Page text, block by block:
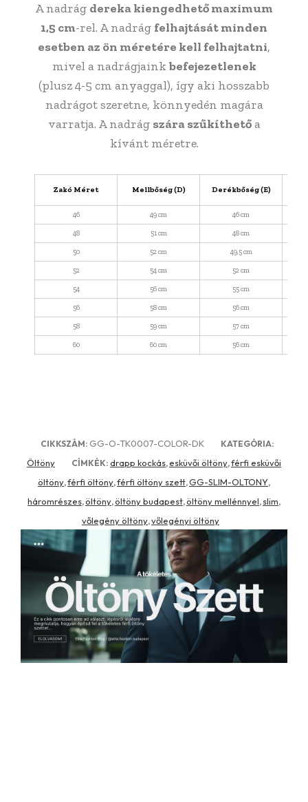
A nadrág dereka kiengedhető maximum
1,5 cm-rel. A nadrág felhajtását minden
esetben az ön méretére kell felhajtatni,
mivel a nadrágjaink befejezetlenek
(plusz 4-5 cm anyaggal), így aki hosszabb
nadrágot szeretne, könnyedén magára
varratja. A nadrág szára szűkíthetőa
kívánt méretre.
Zakó Méret Mellbőség (D) Derékbőség (E)
46 49 cm 46 cm
48 51 cm 48 cm
50 52 cm 49,5 cm
52 54 cm 52 cm
54 56 cm 55 cm
56 58 cm 56 cm
58 59 cm 57 cm
60 60 cm 56 cm
CIKKSZÁM: GG-O-TK0007-COLOR-DK KATEGÓRIA:
Öltöny CÍMKÉK: drapp kockás,esküvői öltöny,férfi esküvői
öltöny,férfi öltöny,férfi öltöny szett,GG-SLIM-OLTONY,
háromrészes,öltöny,öltöny budapest,öltöny mellénnyel, slim,
vőlegény öltöny,vőlegényi öltöny